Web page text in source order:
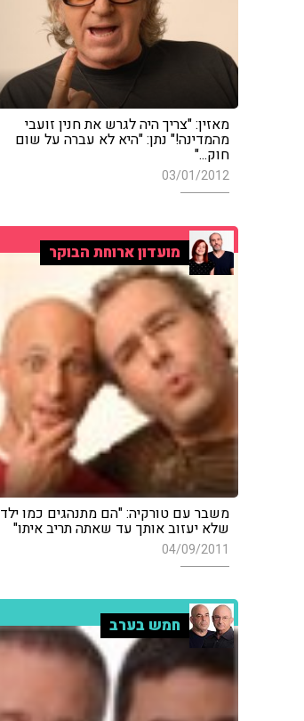
מאזין: "צריך היה לגרש את חנין זועבי
מהמדינה!" נתן: "היא לא עברה על שום
חוק..."
03/01/2012
מועדון ארוחת הבוקר
משבר עם טורקיה: "הם מתנהגים כמו ילד
שלא יעזוב אותך עד שאתה תריב איתו"
04/09/2011
חמש בערב